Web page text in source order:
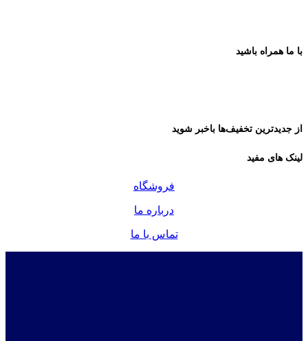
با ما همراه باشید
از جدیدترین تخفیف‌ها باخبر شوید
لینک های مفید
فروشگاه
درباره ما
تماس با ما